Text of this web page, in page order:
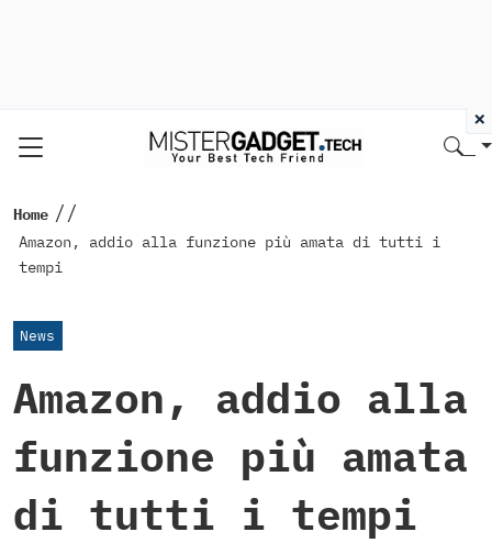
Home //
Amazon, addio alla funzione più amata di tutti i
tempi
News
Amazon, addio alla
funzione più amata
di tutti i tempi
×